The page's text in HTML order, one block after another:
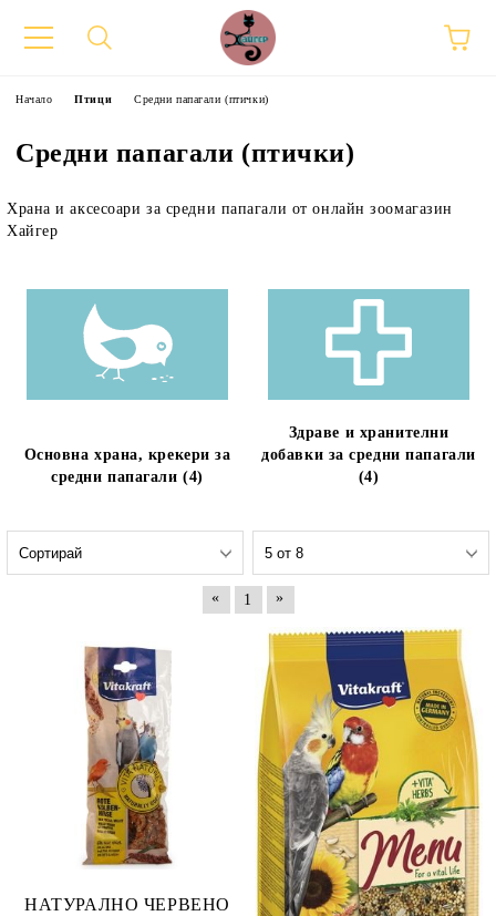
Flatazor,
Начало Птици Средни папагали (птички)
Средни папагали (птички)
Храна и аксесоари за средни папагали от онлайн зоомагазин
Хайгер
Основна храна, крекери за
средни папагали (4)
Здраве и хранителни
добавки за средни папагали
(4)
« 1 »
НАТУРАЛНО ЧЕРВЕНО